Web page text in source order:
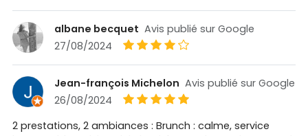
albane becquet Avis publié sur Google
27/08/2024
Jean-françois Michelon Avis publié sur Google
26/08/2024
2 prestations, 2 ambiances : Brunch : calme, service